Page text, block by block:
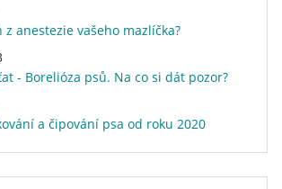
s vysokým obsahem masa
konzervy a vaničky a
ne
z anestezie vašeho mazlíčka?
- Borelióza psů. Na co si dát pozor?
a čipování psa od roku 2020